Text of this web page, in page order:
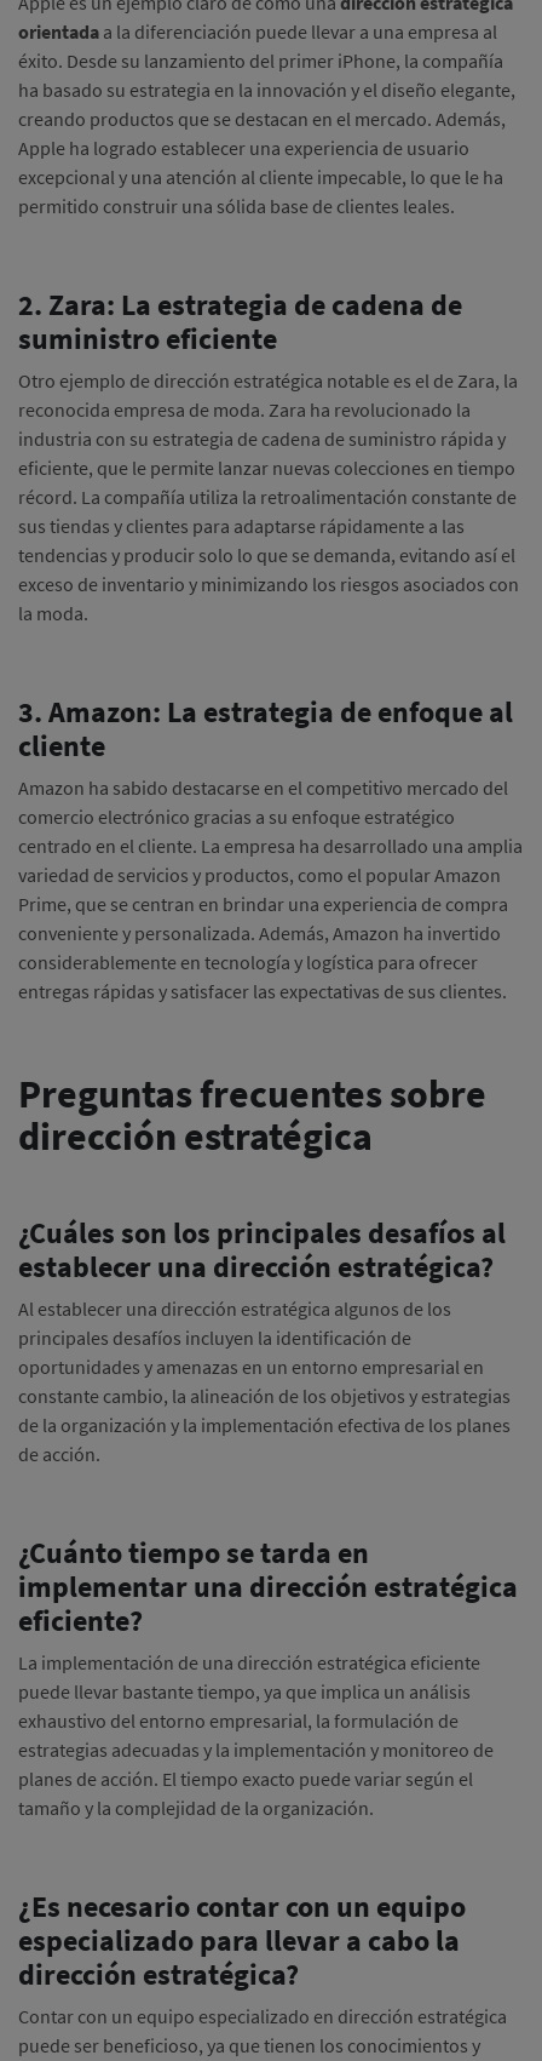
orientada a la diferenciación puede llevar a una empresa al
éxito. Desde su lanzamiento del primer iPhone, la compañía
ha basado su estrategia en la innovación y el diseño elegante,
creando productos que se destacan en el mercado. Además,
Apple ha logrado establecer una experiencia de usuario
excepcional y una atención al cliente impecable, lo que le ha
permitido construir una sólida base de clientes leales.
2. Zara: La estrategia de cadena de
suministro eficiente
Otro ejemplo de dirección estratégica notable es el de Zara, la
reconocida empresa de moda. Zara ha revolucionado la
industria con su estrategia de cadena de suministro rápida y
eficiente, que le permite lanzar nuevas colecciones en tiempo
récord. La compañía utiliza la retroalimentación constante de
sus tiendas y clientes para adaptarse rápidamente a las
tendencias y producir solo lo que se demanda, evitando así el
exceso de inventario y minimizando los riesgos asociados con
la moda.
3. Amazon: La estrategia de enfoque al
cliente
Amazon ha sabido destacarse en el competitivo mercado del
comercio electrónico gracias a su enfoque estratégico
centrado en el cliente. La empresa ha desarrollado una amplia
variedad de servicios y productos, como el popular Amazon
Prime, que se centran en brindar una experiencia de compra
conveniente y personalizada. Además, Amazon ha invertido
considerablemente en tecnología y logística para ofrecer
entregas rápidas y satisfacer las expectativas de sus clientes.
Preguntas frecuentes sobre
dirección estratégica
¿Cuáles son los principales desafíos al
establecer una dirección estratégica?
Al establecer una dirección estratégica algunos de los
principales desafíos incluyen la identificación de
oportunidades y amenazas en un entorno empresarial en
constante cambio, la alineación de los objetivos y estrategias
de la organización y la implementación efectiva de los planes
de acción.
¿Cuánto tiempo se tarda en
implementar una dirección estratégica
eficiente?
La implementación de una dirección estratégica eficiente
puede llevar bastante tiempo, ya que implica un análisis
exhaustivo del entorno empresarial, la formulación de
estrategias adecuadas y la implementación y monitoreo de
planes de acción. El tiempo exacto puede variar según el
tamaño y la complejidad de la organización.
¿Es necesario contar con un equipo
especializado para llevar a cabo la
dirección estratégica?
Contar con un equipo especializado en dirección estratégica
puede ser beneficioso, ya que tienen los conocimientos y